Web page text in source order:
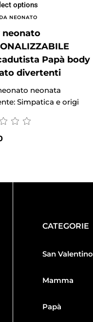
options
NEONATO
neonato
Papà body
divertenti
neonata
Simpatica e origi
CATEGORIE
San Valentino
Mamma
Papà